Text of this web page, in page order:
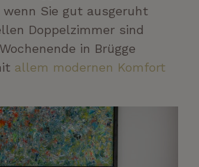
wenn Sie gut ausgeruht
Doppelzimmer sind
in Brügge
allem modernen Komfort